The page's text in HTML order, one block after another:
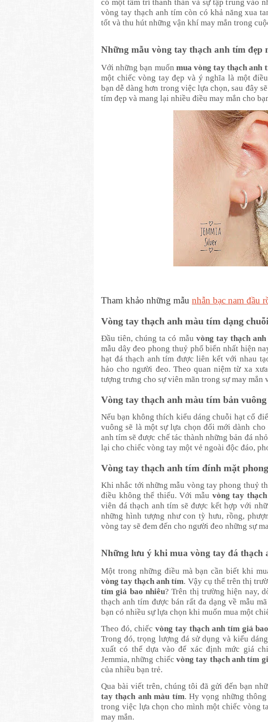
có một tâm trí thanh thản và sự tập trung vào
vòng tay thạch anh tím còn có khả năng xua
tốt và thu hút những vận khí may mắn trong
Những mẫu vòng tay thạch anh tím đẹp
Với những bạn muốn mua vòng tay thạch anh
một chiếc vòng tay đẹp và ý nghĩa là một
bạn dễ dàng hơn trong việc lựa chọn, sau đây
tím đẹp và mang lại nhiều điều may mắn cho
Tham khảo những mẫu nhẫn bạc nam đầu
Vòng tay thạch anh màu tím dạng
Đầu tiên, chúng ta có mẫu vòng tay thạch
mẫu dây đeo phong thuỷ phổ biến nhất hiện
hạt đá thạch anh tím được liên kết với nhau
hảo cho người đeo. Theo quan niệm từ xa
tượng trưng cho sự viên mãn trong sự may mắn
Vòng tay thạch anh màu tím bản vuông
Nếu bạn không thích kiểu dáng chuỗi hạt cổ
vuông sẽ là một sự lựa chọn đổi mới dành
anh tím sẽ được chế tác thành những bản đá
lại cho chiếc vòng tay một vẻ ngoài độc đáo,
Vòng tay thạch anh tím đính mặt
Khi nhắc tới những mẫu vòng tay phong thuỷ
điều không thể thiếu. Với mẫu vòng tay
viên đá thạch anh tím sẽ được kết hợp với
những hình tượng như con tỳ hưu, rồng,
vòng tay sẽ đem đến cho người đeo những sự
Những lưu ý khi mua vòng tay đá thạch
Một trong những điều mà bạn cần biết khi
vòng tay thạch anh tím. Vậy cụ thể trên thị
tím giá bao nhiêu? Trên thị trường hiện nay,
thạch anh tím được bán rất đa dạng về mẫu
bạn có nhiều sự lựa chọn khi muốn mua một
Theo đó, chiếc vòng tay thạch anh tím giá
Trong đó, trọng lượng đá sử dụng và kiểu
xuất có thể dựa vào để xác định mức giá
Jemmia, những chiếcvòng tay thạch anh tím
của nhiều bạn trẻ.
Qua bài viết trên, chúng tôi đã gửi đến bạn
tay thạch anh màu tím. Hy vọng những
trong việc lựa chọn cho mình một chiếc vòng
may mắn.